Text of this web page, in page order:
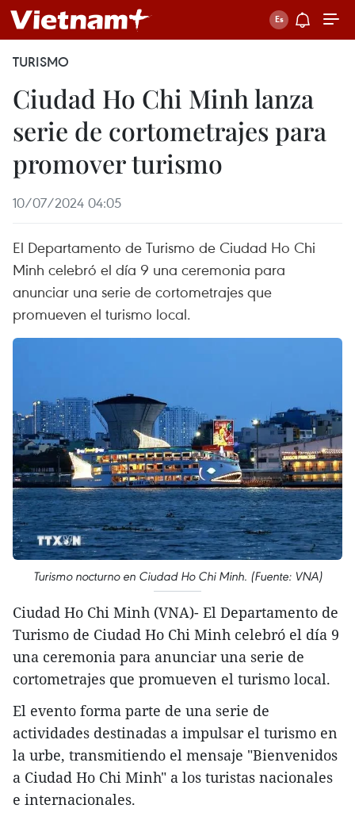
TURISMO
Ciudad Ho Chi Minh lanza
serie de cortometrajes para
promover turismo
10/07/2024 04:05
El Departamento de Turismo de Ciudad Ho Chi
Minh celebró el día 9 una ceremonia para
anunciar una serie de cortometrajes que
promueven el turismo local.
Turismo nocturno en Ciudad Ho Chi Minh. (Fuente: VNA)
Ciudad Ho Chi Minh (VNA)- El Departamento de
Turismo de Ciudad Ho Chi Minh celebró el día 9
una ceremonia para anunciar una serie de
cortometrajes que promueven el turismo local.
El evento forma parte de una serie de
actividades destinadas a impulsar el turismo en
la urbe, transmitiendo el mensaje "Bienvenidos
a Ciudad Ho Chi Minh" a los turistas nacionales
e internacionales.